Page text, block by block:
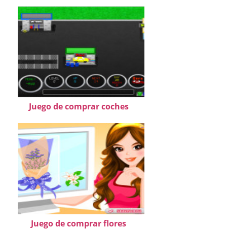
Juego de comprar coches
Juego de comprar flores